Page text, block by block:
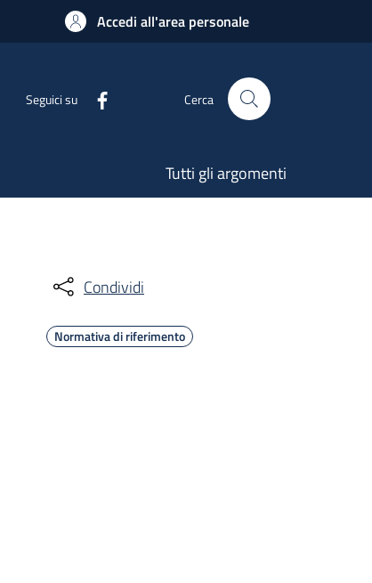
Accedi all'area personale
Seguici su Cerca
Tutti gli argomenti
Condividi
Normativa di riferimento